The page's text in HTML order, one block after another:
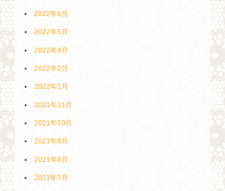
2022年6月
2022年5月
2022年4月
2022年2月
2022年1月
2021年11月
2021年10月
2021年9月
2021年8月
2021年7月